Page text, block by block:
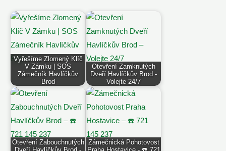
Vyřešíme Zlomený Klíč
V Zámku | SOS
Zámečník Havlíčkův
Brod
Otevření Zamknutých
Dveří Havlíčkův Brod -
Volejte 24/7
Otevření Zabouchnutých Zámečnická Pohotovost